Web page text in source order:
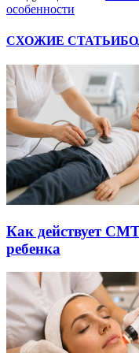
особенности
СХОЖИЕ СТАТЬИ
Как действует
ребенка